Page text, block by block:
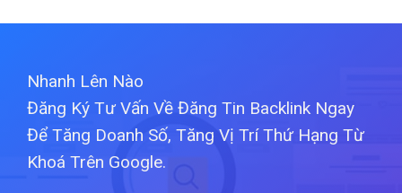
Nhanh Lên Nào
Đăng Ký Tư Vấn Về Đăng Tin Backlink Ngay
Để Tăng Doanh Số, Tăng Vị Trí Thứ Hạng Từ
Khoá Trên Google.